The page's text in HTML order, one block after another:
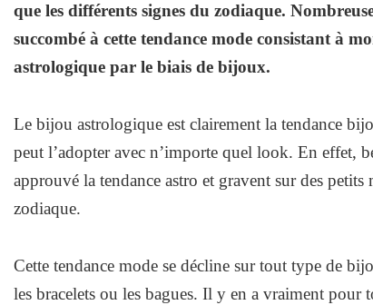
que les différents signes du zodiaque.
succombé à cette tendance mode consistant à
astrologique par le biais de bijoux.
Le bijou astrologique est clairement la tendance
peut l’adopter avec n’importe quel look. En effet,
approuvé la tendance astro et gravent sur des
zodiaque.
Cette tendance mode se décline sur tout type de
les bracelets ou les bagues. Il y en a vraiment pour